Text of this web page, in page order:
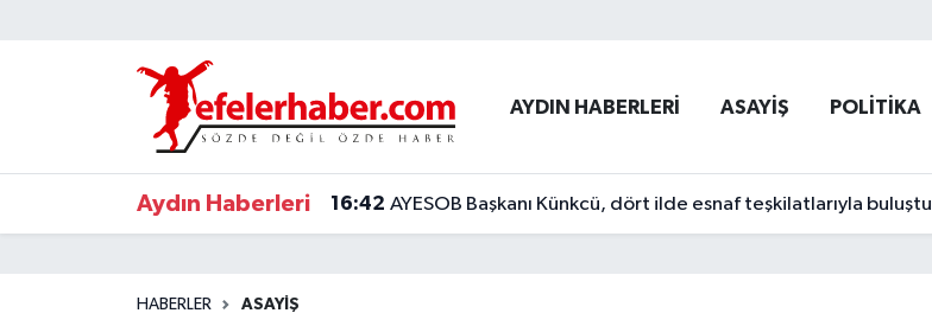
AYDIN HABERLERİ ASAYİŞ POLİTİKA
Aydın Haberleri 16:42 AYESOB Başkanı Künkcü, dört ilde esnaf teşkilatlarıyla buluştu
HABERLER ASAYİŞ
Nöbetçi Eczaneler
Hava Durumu
Aydin Namaz Vakitleri